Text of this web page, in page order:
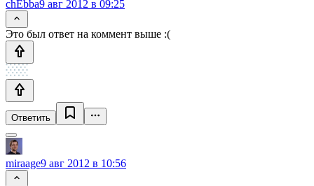
chEbba9 авг 2012 в 09:25
Это был ответ на коммент выше :(
Ответить
miraage9 авг 2012 в 10:56